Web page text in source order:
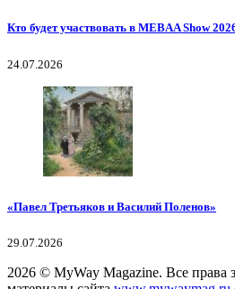
Кто будет участвовать в MEBAA Show
24.07.2026
«Павел Третьяков и Василий Поленов»
29.07.2026
2026 © MyWay Magazine. Все права